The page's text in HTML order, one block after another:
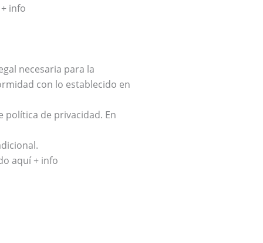
info
necesaria para la
con lo establecido en
política de privacidad. En
aquí + info